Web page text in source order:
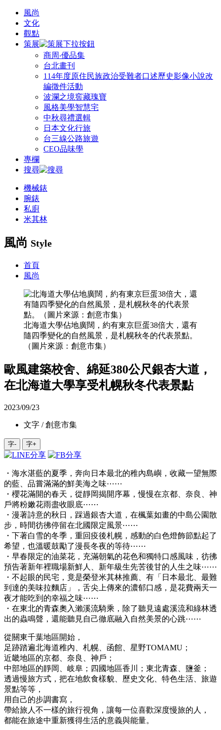
風尚
文化
觀點
策展
商周‧優品集
台北畫刊
114年度原住民族政治受難者口述歷史影像小說改
編徵件活動
波瀾之境窖藏瑰寶
風格美學智慧宅
中秋尋禮選輯
日本文化行旅
台三線公路旅遊
CEO品味學
專欄
搜尋
機械錶
腕錶
私廚
米其林
風尚 Style
首頁
風尚
北海道大學佔地廣闊，約有東京巨蛋38倍大，還有
隨四季變化的自然風景，是札幌秋冬的代表景點。
（圖片來源：創意市集）
歐風建築校舍、綿延380公尺銀杏大道，
在北海道大學享受札幌秋冬代表景點
2023/09/23
文字 / 創意市集
字- 字+
・海水湛藍的夏季，奔向日本最北的稚內島嶼，收藏一望無際
的藍、品嘗滿滿的鮮美海之味⋯⋯
・櫻花滿開的春天，從靜岡揭開序幕，慢慢在京都、奈良、神
戶將粉嫩花雨盡收眼底⋯⋯
・漫著詩意的秋日，踩過銀杏大道，在楓葉如畫的中島公園散
步，時間彷彿停留在北國限定風景⋯⋯
・下著白雪的冬季，重回疫後札幌，感動的白色燈飾節點起了
希望，也溫暖鼓勵了漫長冬夜的等待⋯⋯
・早春限定的油菜花，充滿朝氣的花色和獨特口感風味，彷彿
預告著新年裡職場新鮮人、新年級生先苦後甘的人生之味⋯⋯
・不起眼的民宅，竟是榮登米其林推薦、有「日本最北、最難
到達的美味拉麵店」，舌尖上傳來的濃郁口感，是花費兩天一
夜才能吃到的幸福之味⋯⋯
・在東北的青森奧入瀨溪流騎乘，除了聽見遠處溪流和綠林透
出的蟲鳴聲，還能聽見自己徹底融入自然美景的心跳⋯⋯
從關東千葉地區開始，
足跡踏遍北海道稚內、札幌、函館、星野TOMAMU；
近畿地區的京都、奈良、神戶；
中部地區的靜岡、岐阜；四國地區香川；東北青森、鹽釜；
透過慢旅方式，把在地飲食樣貌、歷史文化、特色生活、旅遊
景點等等，
用自己的步調書寫，
帶給旅人不一樣的旅行視角，讓每一位喜歡深度慢旅的人，
都能在旅途中重新獲得生活的意義與能量。